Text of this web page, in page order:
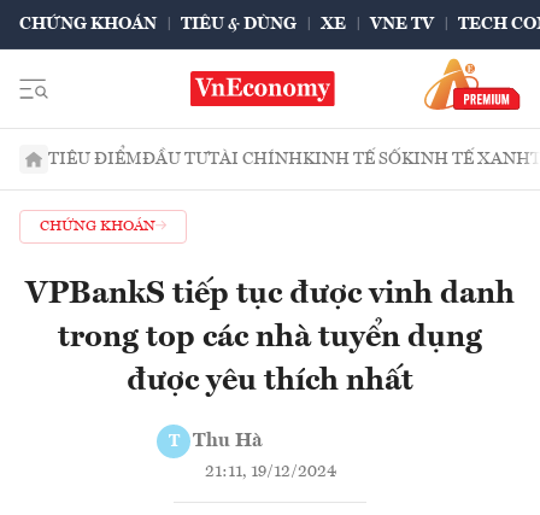
CHỨNG KHOÁN TIÊU & DÙNG XE VNE TV TECH
TIÊU ĐIỂMĐẦU TƯTÀI CHÍNHKINH TẾ SỐKINH TẾ XANH
CHỨNG KHOÁN
VPBankS tiếp tục được vinh danh
trong top các nhà tuyển dụng
được yêu thích nhất
T Thu Hà
21:11, 19/12/2024